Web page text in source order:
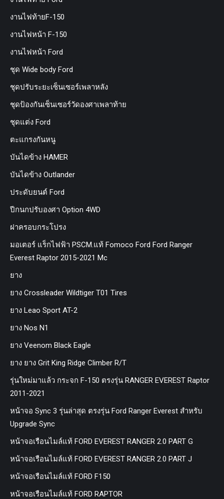
งานไฟท้ายF-150
งานไฟหน้า F-150
งานไฟหน้า Ford
ชุด Wide body Ford
ชุดปรับระยะเซ็นเซอร์เพลาหลัง
ชุดป้องกันเซ็นเซอร์วัดองศาเพลาท้าย
ชุดแต่ง Ford
ตะแกรงกันหนู
บันไดข้าง HAMER
บันไดข้าง Outlander
ประดับยนต์ Ford
ปีกนกปรับองศา Option 4WD
ฝาครอบกระโปรง
มอเตอร์ แร็กไฟฟ้า PSCM.แท้ Fomoco Ford Ford Ranger
Everest Raptor 2015-2021 Mc
ยาง
ยาง Crossleader Wildtiger T01 Tires
ยาง Leao Sport AT-2
ยาง Nos N1
ยาง Veenom Black Eagle
ยาง ยาง Grit King Ridge Climber R/T
รุ่นใหม่มาแล้ว กระจก F-150 ตรงรุ่น RANGER EVEREST Raptor
2011-2021
หน้าจอ Sync 3 รุ่นล่าสุด ตรงรุ่น Ford Ranger Everest สำหรับ
Upgrade Sync
หน้าจอเรือนไมล์แท้ FORD EVEREST RANGER 2.0 PART G
หน้าจอเรือนไมล์แท้ FORD EVEREST RANGER 2.0 PART J
หน้าจอเรือนไมล์แท้ FORD F150
หน้าจอเรือนไมล์แท้ FORD RAPTOR